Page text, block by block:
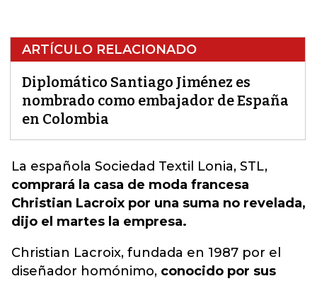
ARTÍCULO RELACIONADO
Diplomático Santiago Jiménez es
nombrado como embajador de España
en Colombia
La española Sociedad Textil Lonia, STL,
comprará la casa de moda francesa
Christian Lacroix por una suma no revelada,
dijo el martes la empresa.
Christian Lacroix, fundada en 1987 por el
diseñador homónimo, conocido por sus